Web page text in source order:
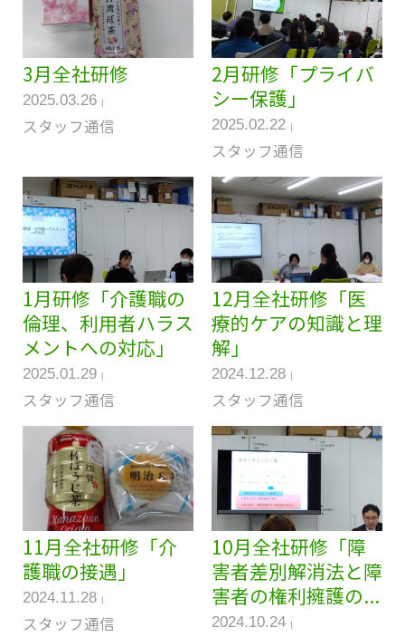
3月全社研修
2025.03.26
スタッフ通信
2月研修「プライバ
シー保護」
2025.02.22
スタッフ通信
1月研修「介護職の
倫理、利用者ハラス
メントへの対応」
2025.01.29
スタッフ通信
12月全社研修「医
療的ケアの知識と理
解」
2024.12.28
スタッフ通信
11月全社研修「介
護職の接遇」
2024.11.28
スタッフ通信
10月全社研修「障
害者差別解消法と障
害者の権利擁護の...
2024.10.24